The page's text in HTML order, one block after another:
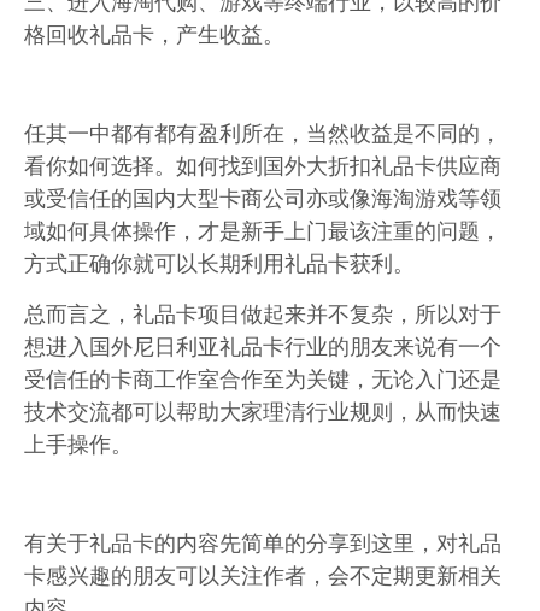
格回收礼品卡，产生收益。
任其一中都有都有盈利所在，当然收益是不同的，
看你如何选择。如何找到国外大折扣礼品卡供应商
或受信任的国内大型卡商公司亦或像海淘游戏等领
域如何具体操作，才是新手上门最该注重的问题，
方式正确你就可以长期利用礼品卡获利。
总而言之，礼品卡项目做起来并不复杂，所以对于
想进入国外尼日利亚礼品卡行业的朋友来说有一个
受信任的卡商工作室合作至为关键，无论入门还是
技术交流都可以帮助大家理清行业规则，从而快速
上手操作。
有关于礼品卡的内容先简单的分享到这里，对礼品
卡感兴趣的朋友可以关注作者，会不定期更新相关